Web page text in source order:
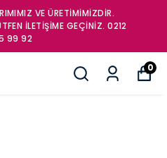
VE ÜRETİMİMİZDİR.
LÜTFEN İLETİŞİME GEÇİNİZ. 0212
275 99 92
0